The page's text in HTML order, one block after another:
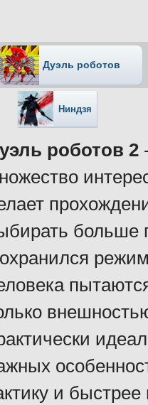
Дуэль роботов
Ниндзя
роботов 2
больше
и